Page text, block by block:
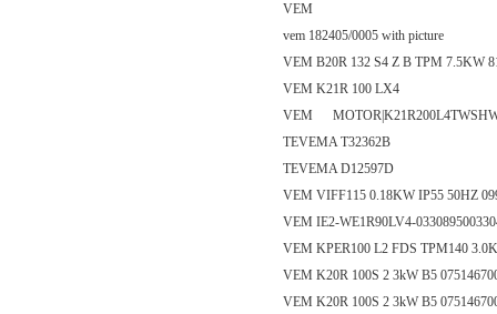
VEM
vem 182405/0005 with picture
VEM B20R 132 S4 Z B TPM 7.5KW
VEM K21R 100 LX4
VEM
TEVEMA T32362B
TEVEMA D12597D
VEM VIFF115 0.18KW IP55 50HZ
VEM IE2-WE1R90LV4-
VEM KPER100 L2 FDS TPM140
VEM K20R 100S 2 3kW B5
VEM K20R 100S 2 3kW B5